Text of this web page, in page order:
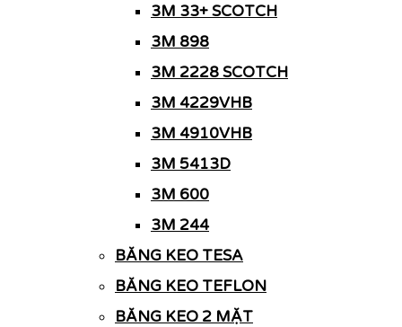
3M 33+ SCOTCH
3M 898
3M 2228 SCOTCH
3M 4229VHB
3M 4910VHB
3M 5413D
3M 600
3M 244
BĂNG KEO TESA
BĂNG KEO TEFLON
BĂNG KEO 2 MẶT